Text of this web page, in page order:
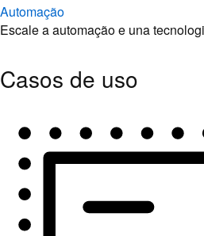
Automação
Escale a automação e una
Casos de uso